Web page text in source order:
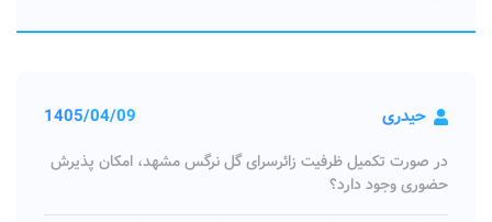
حیدری 1405/04/09
در صورت تکمیل ظرفیت زائرسرای گل نرگس مشهد، امکان پذیرش
حضوری وجود دارد؟